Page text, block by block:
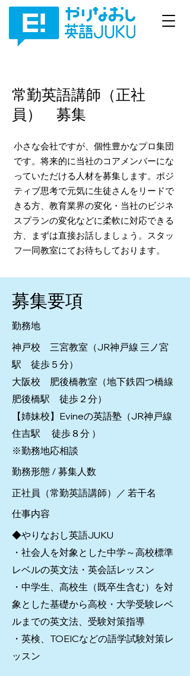
常勤英語講師（正社
員） 募集
小さな会社ですが、個性豊かなプロ集団
です。将来的に当社のコアメンバーにな
っていただける人材を募集します。ポジ
ティブ思考で元気に生徒さんをリードで
きる方、教育業界の変化・当社のビジネ
スプランの変化などに柔軟に対応できる
方、まずは直接お話しましょう。スタッ
フ一同教室にてお待ちしております。
募集要項
勤務地
神戸校 三宮教室（JR神戸線 三ノ宮
駅 徒歩５分）
大阪校 肥後橋教室（地下鉄四つ橋線
肥後橋駅 徒歩２分）
【姉妹校】Evineの英語塾（JR神戸線
住吉駅 徒歩８分 ）
※勤務地応相談
勤務形態 / 募集人数
正社員（常勤英語講師）／ 若干名
仕事内容
◆やりなおし英語JUKU
・社会人を対象とした中学～高校標準
レベルの英文法・英会話レッスン
・中学生、高校生（既卒生含む）を対
象とした基礎から高校・大学受験レベ
ルまでの英文法、受験対策指導
・英検、TOEICなどの語学試験対策レ
ッスン